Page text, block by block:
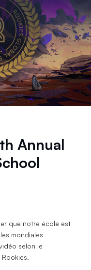
Annual
que notre école est
mondiales
selon le